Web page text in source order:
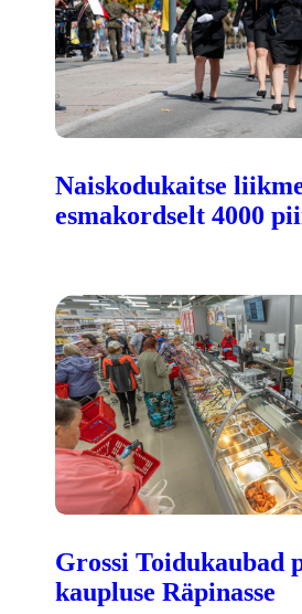
Naiskodukaitse
esmakordselt 4000
Grossi Toidukaubad
kaupluse Räpinasse